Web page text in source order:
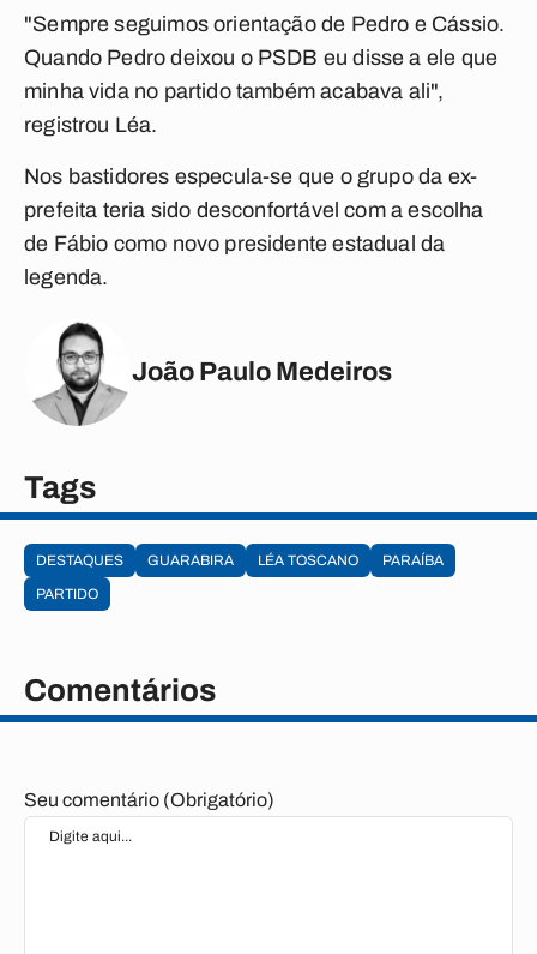
"Sempre seguimos orientação de Pedro e Cássio.
Quando Pedro deixou o PSDB eu disse a ele que
minha vida no partido também acabava ali",
registrou Léa.
Nos bastidores especula-se que o grupo da ex-
prefeita teria sido desconfortável com a escolha
de Fábio como novo presidente estadual da
legenda.
João Paulo Medeiros
Tags
DESTAQUES GUARABIRA LÉA TOSCANO
PARAÍBA
PARTIDO
Comentários
Seu comentário (Obrigatório)